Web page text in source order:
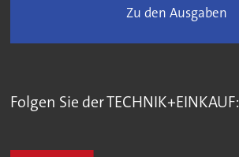
Zu den Ausgaben
Folgen Sie der TECHNIK+EINKAUF: